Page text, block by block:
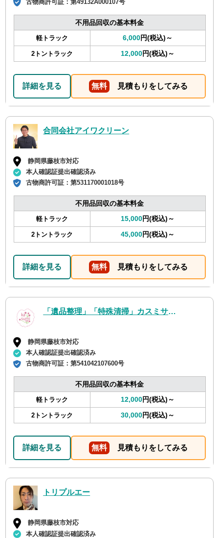
古物商許可証：第49132A000107号
不用品回収の基本料金
軽トラック 6,000円(税込)～
2トントラック 12,000円(税込)～
詳細を見る 無料 見積もりをしてみる
合同会社アイワクリーン
静岡県藤枝市対応
本人確認証提出確認済み
古物商許可証：第531170001018号
不用品回収の基本料金
軽トラック 15,000円(税込)～
2トントラック 45,000円(税込)～
詳細を見る 無料 見積もりをしてみる
「遺品整理」「特殊清掃」カスミサービス
静岡県藤枝市対応
本人確認証提出確認済み
古物商許可証：第541042107600号
不用品回収の基本料金
軽トラック 12,000円(税込)～
2トントラック 30,000円(税込)～
詳細を見る 無料 見積もりをしてみる
トリプルエー
静岡県藤枝市対応
本人確認証提出確認済み